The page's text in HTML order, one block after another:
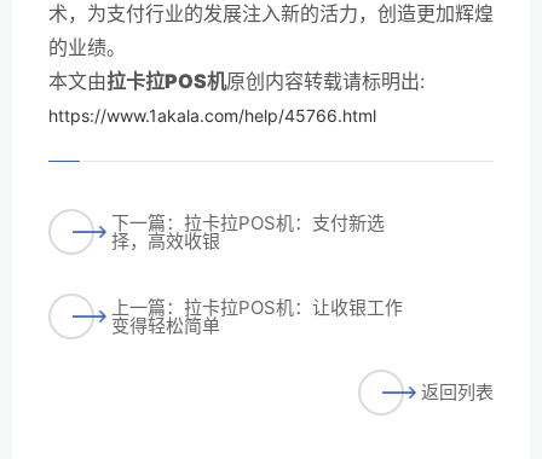
术，为支付行业的发展注入新的活力，创造更加辉煌
的业绩。
本文由拉卡拉POS机原创内容转载请标明出:
https://www.1akala.com/help/45766.html
下一篇：拉卡拉POS机：支付新选
择，高效收银
上一篇：拉卡拉POS机：让收银工作
变得轻松简单
返回列表